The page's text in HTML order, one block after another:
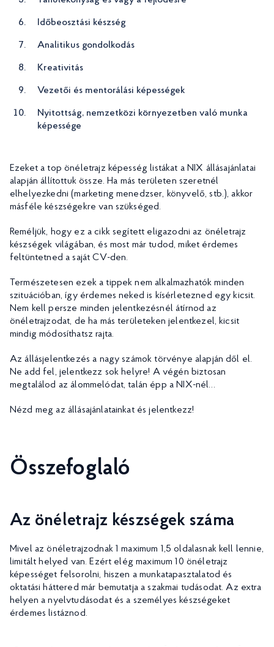
Időbeosztási készség
Analitikus gondolkodás
Kreativitás
Vezetői és mentorálási képességek
Nyitottság, nemzetközi környezetben való munka
képessége
Ezeket a top önéletrajz képesség listákat a NIX állásajánlatai
alapján állítottuk össze. Ha más területen szeretnél
elhelyezkedni (marketing menedzser, könyvelő, stb.), akkor
másféle készségekre van szükséged.
Reméljük, hogy ez a cikk segített eligazodni az önéletrajz
készségek világában, és most már tudod, miket érdemes
feltüntetned a saját CV-den.
Természetesen ezek a tippek nem alkalmazhatók minden
szituációban, így érdemes neked is kísérletezned egy kicsit.
Nem kell persze minden jelentkezésnél átírnod az
önéletrajzodat, de ha más területeken jelentkezel, kicsit
mindig módosíthatsz rajta.
Az állásjelentkezés a nagy számok törvénye alapján dől el.
Ne add fel, jelentkezz sok helyre! A végén biztosan
megtalálod az álommelódat, talán épp a NIX-nél…
Nézd meg az állásajánlatainkat és jelentkezz!
Összefoglaló
Az önéletrajz készségek száma
Mivel az önéletrajzodnak 1 maximum 1,5 oldalasnak kell lennie,
limitált helyed van. Ezért elég maximum 10 önéletrajz
képességet felsorolni, hiszen a munkatapasztalatod és
oktatási háttered már bemutatja a szakmai tudásodat. Az extra
helyen a nyelvtudásodat és a személyes készségeket
érdemes listáznod.